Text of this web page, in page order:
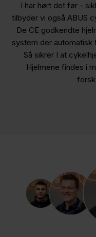
I har hørt det før -
tilbyder vi også ABUS
De CE godkendte
system der automatisk
Så sikrer I at
Hjelmene findes i